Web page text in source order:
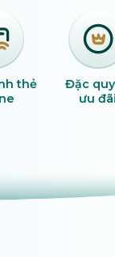
Vé xe